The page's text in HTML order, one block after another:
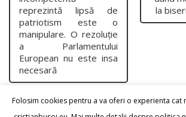
reprezintă lipsă de
patriotism este o
manipulare. O rezoluție
a Parlamentului
European nu este insa
necesară
la
Folosim cookies pentru a va oferi o experienta cat